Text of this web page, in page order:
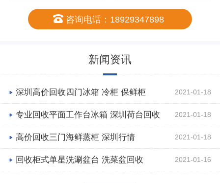
咨询电话：18929347898
新闻资讯
深圳高价回收四门冰箱 冷柜 保鲜柜 2021-01-18
专业回收平面工作台冰箱 深圳荷台回收
价格
2021-01-18
高价回收三门海鲜蒸柜 深圳行情 2021-01-18
回收柜式单星洗涮盆台 洗菜盆回收 2021-01-16